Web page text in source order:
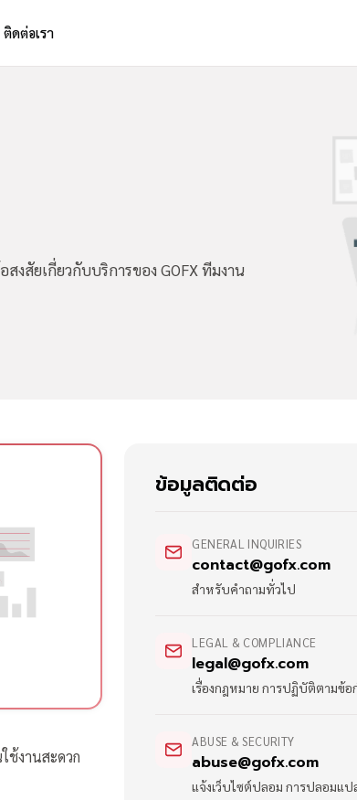
ติดต่อเรา
สัยเกี่ยวกับบริการของ GOFX ทีมงาน
ช้งานสะดวก
ข้อมูลติดต่อ
GENERAL INQUIRIES
contact@gofx.com
สำหรับคำถามทั่วไป
LEGAL & COMPLIANCE
legal@gofx.com
เรื่องกฎหมาย การปฏิบัติตามข้
ABUSE & SECURITY
abuse@gofx.com
แจ้งเว็บไซต์ปลอม การปลอมแ